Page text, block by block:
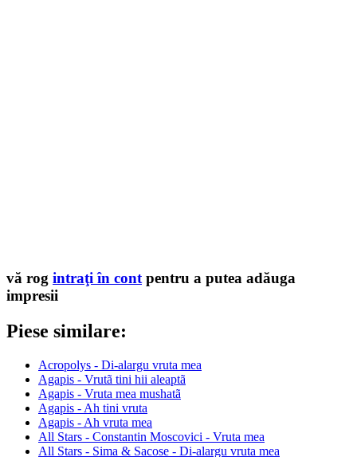
vă rog intraţi în cont pentru a putea adăuga
impresii
Piese similare:
Acropolys - Di-alargu vruta mea
Agapis - Vrutã tini hii aleaptã
Agapis - Vruta mea mushatã
Agapis - Ah tini vruta
Agapis - Ah vruta mea
All Stars - Constantin Moscovici - Vruta mea
All Stars - Sima & Sacose - Di-alargu vruta mea